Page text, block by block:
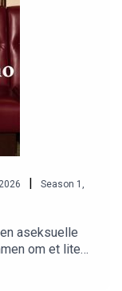
| Season 1
aseksuelle
om et lite
for
så mye mas